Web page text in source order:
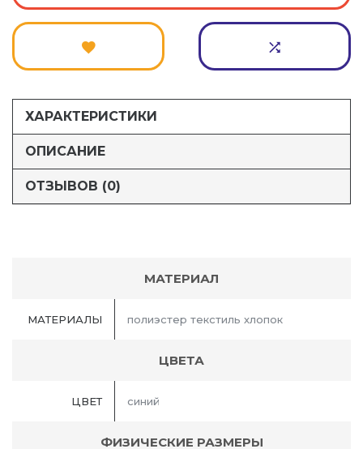
ХАРАКТЕРИСТИКИ
ОПИСАНИЕ
ОТЗЫВОВ (0)
МАТЕРИАЛ
МАТЕРИАЛЫ полиэстер текстиль хлопок
ЦВЕТА
ЦВЕТ синий
ФИЗИЧЕСКИЕ РАЗМЕРЫ